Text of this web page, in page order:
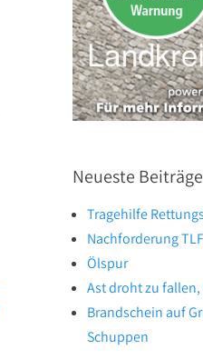
Neueste Beiträge
Tragehilfe
Nachforderung TLF
Ölspur
Ast droht zu
Brandschein auf
Schuppen